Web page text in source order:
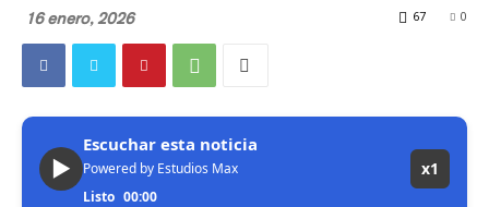
16 enero, 2026 0
67
▶
Escuchar esta noticia
Powered by Estudios Max
Listo 00:00
x1